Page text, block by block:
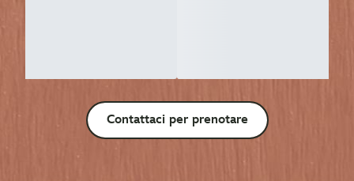
Contattaci per prenotare